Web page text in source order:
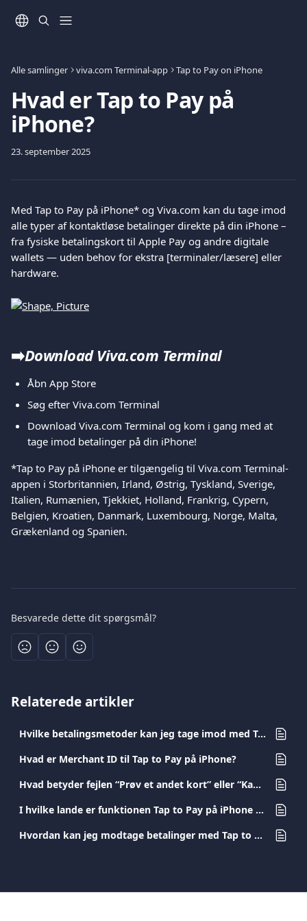
Alle samlinger viva.com Terminal-app Tap to Pay on iPhone
Hvad er Tap to Pay på
iPhone?
23. september 2025
Med Tap to Pay på iPhone* og Viva.com kan du tage imod
alle typer af kontaktløse betalinger direkte på din iPhone –
fra fysiske betalingskort til Apple Pay og andre digitale
wallets — uden behov for ekstra [terminaler/læsere] eller
hardware.
➡️Download Viva.com Terminal
Åbn App Store
Søg efter Viva.com Terminal
Download Viva.com Terminal og kom i gang med at
tage imod betalinger på din iPhone!
*Tap to Pay på iPhone er tilgængelig til Viva.com Terminal-
appen i Storbritannien, Irland, Østrig, Tyskland, Sverige,
Italien, Rumænien, Tjekkiet, Holland, Frankrig, Cypern,
Belgien, Kroatien, Danmark, Luxembourg, Norge, Malta,
Grækenland og Spanien.
Besvarede dette dit spørgsmål?
Relaterede artikler
Hvilke betalingsmetoder kan jeg tage imod med Tap to Pay på iPhone og hvad koster det?
Hvad er Merchant ID til Tap to Pay på iPhone?
Hvad betyder fejlen “Prøv et andet kort” eller “Kan ikke læse kort”?
I hvilke lande er funktionen Tap to Pay på iPhone tilgængelig?
Hvordan kan jeg modtage betalinger med Tap to Pay på iOS-enheder via Viva.com Terminal?